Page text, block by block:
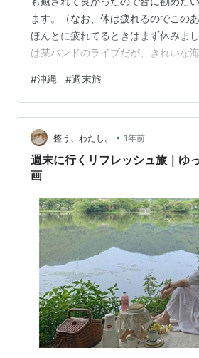
ます。（なお、体は疲れるのでこの
ほんとに疲れてるときはまず休みま
は某バンドのライブだが、きれいな
へ。体調を考慮して、無理せず昼頃
港が混んでいて着陸が遅れたのでお
ビーのソーキそば屋さんでラフテー
セットを食べた。 かつお出汁が心に
てきた。 モノレールはポケモンだら
ずそうだった笑 今日の宿は商店街の
#沖縄 #週末旅
整う、わたし。 • 1年前
週末に行くリフレッシュ旅｜ゆ
画